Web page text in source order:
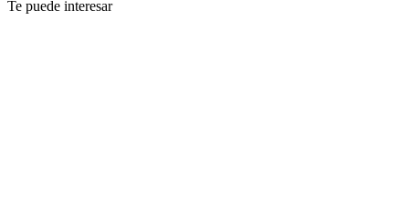
Te puede interesar